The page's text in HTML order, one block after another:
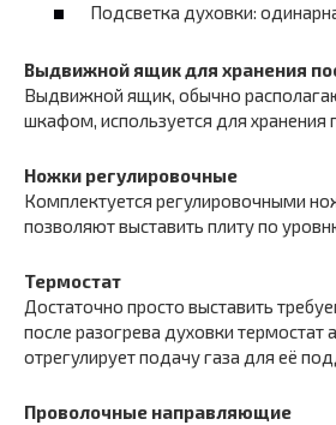
Подсветка духовки:
Выдвижной ящик для хранения
Выдвижной ящик, обычно
шкафом, используется для хранения
Ножки регулировочные
Комплектуется регулировочными
позволяют выставить плиту по
Термостат
Достаточно просто выставить
после разогрева духовки термостат
отрегулирует подачу газа для её
Проволочные направляющие